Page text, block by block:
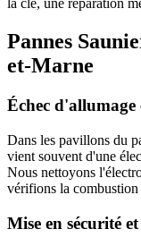
la clé, une réparation
Pannes
et-Marne
Échec d'allumage
Dans les pavillons du
vient souvent d'une
Nous nettoyons
vérifions la combustion
Mise en sécurité